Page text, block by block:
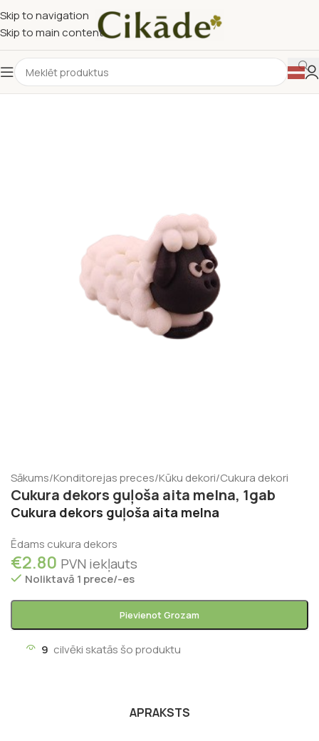
Skip to navigation
Skip to main content
Sākums/Konditorejas preces/Kūku dekori/Cukura dekori
Cukura dekors guļoša aita melna, 1gab
Cukura dekors guļoša aita melna
Ēdams cukura dekors
€2.80 PVN iekļauts
Noliktavā 1 prece/-es
Pievienot Grozam
9 cilvēki skatās šo produktu
APRAKSTS